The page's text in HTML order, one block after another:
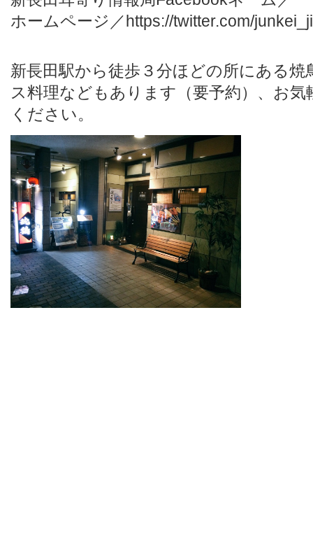
ホームページ／ https://twitter.com/
新長田駅から徒歩３分ほどの所にある焼
ス料理などもあります（要予約）、お気
ください。